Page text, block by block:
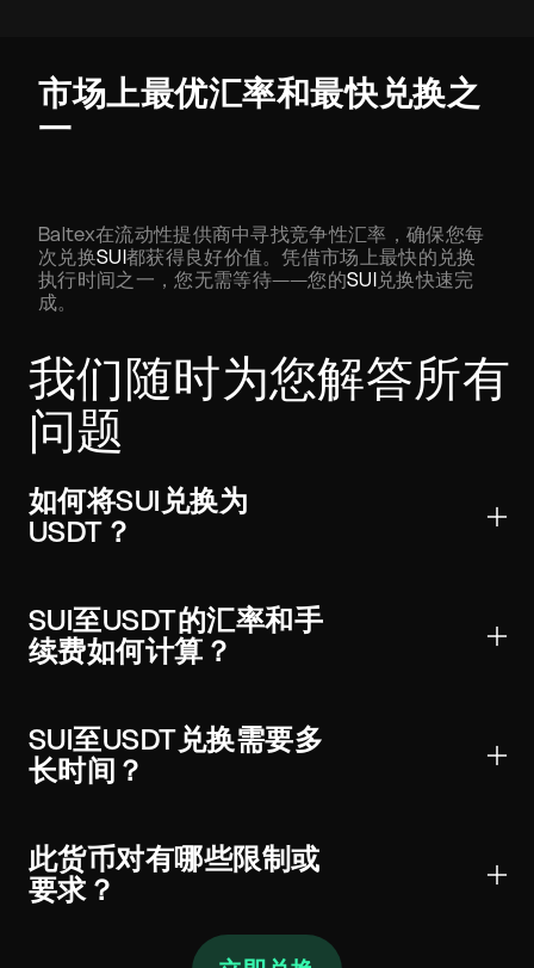
市场上最优汇率和最快兑换之
一
Baltex在流动性提供商中寻找竞争性汇率，确保您每
次兑换SUI都获得良好价值。凭借市场上最快的兑换
执行时间之一，您无需等待——您的SUI 兑换快速完
成。
我们随时为您解答所有
问题
如何将SUI兑换为
USDT？
率和手续费，然后将SUI发送至显示的充值地址。网络
确认后，您将在钱包中收到USDT。
SUI至USDT的汇率和手
续费如何计算？
最佳可用路由。报价显示预期汇率、SUI和ETH上的网络
手续费以及适用的服务费。由于滑点和网络状况，最终
结果可能略有不同。
SUI至USDT兑换需要多
长时间？
间从几秒到约一小时不等，具体取决于链拥塞情况、确
认次数和所选路由。
此货币对有哪些限制或
要求？
最低金额取决于网络手续费，显示在报价中。大额交易